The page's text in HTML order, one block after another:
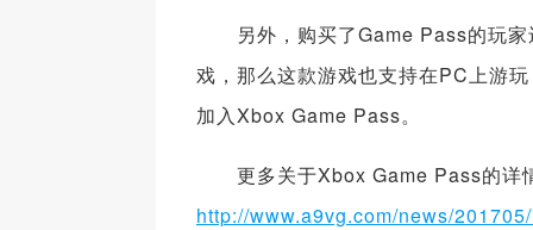
另外，购买了Game Pass的玩家
戏，那么这款游戏也支持在PC上游
加入Xbox Game Pass。
更多关于Xbox Game Pass的详
http://www.a9vg.com/news/